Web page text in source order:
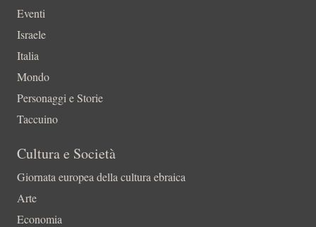
Eventi
Israele
Italia
Mondo
Personaggi e Storie
Taccuino
Cultura e Società
Giornata europea della cultura ebraica
Arte
Economia